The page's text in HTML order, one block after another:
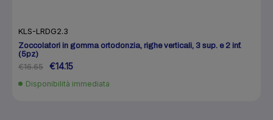
KLS-LRDG2.3
Zoccolatori in gomma ortodonzia, righe verticali, 3 sup. e 2 inf.
(5pz)
€16.65 €14.15
Disponibilità immediata